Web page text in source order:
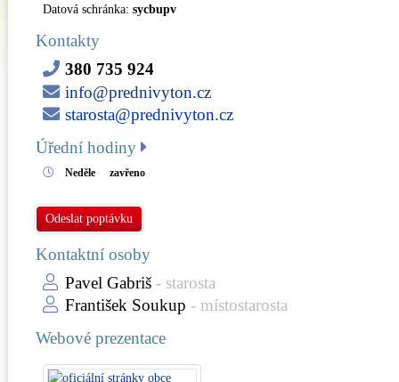
Datová schránka: sycbupv
Kontakty
380 735 924
info@prednivyton.cz
starosta@prednivyton.cz
Úřední hodiny
Neděle zavřeno
Odeslat poptávku
Kontaktní osoby
Pavel Gabriš - starosta
František Soukup - místostarosta
Webové prezentace